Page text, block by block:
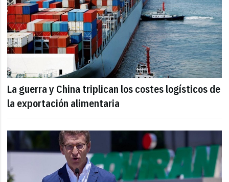
La guerra y China triplican los costes logísticos de
la exportación alimentaria